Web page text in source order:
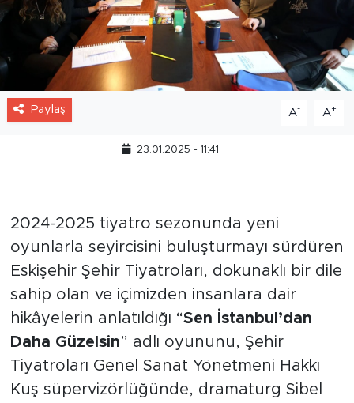
Paylaş A- A+
23.01.2025 - 11:41
2024-2025 tiyatro sezonunda yeni
oyunlarla seyircisini buluşturmayı sürdüren
Eskişehir Şehir Tiyatroları, dokunaklı bir dile
sahip olan ve içimizden insanlara dair
hikâyelerin anlatıldığı “Sen İstanbul’dan
Daha Güzelsin” adlı oyununu, Şehir
Tiyatroları Genel Sanat Yönetmeni Hakkı
Kuş süpervizörlüğünde, dramaturg Sibel